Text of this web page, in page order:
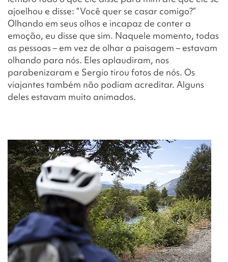
ajoelhou e disse: “Você quer se casar comigo?”
Olhando em seus olhos e incapaz de conter a
emoção, eu disse que sim. Naquele momento, todas
as pessoas – em vez de olhar a paisagem – estavam
olhando para nós. Eles aplaudiram, nos
parabenizaram e Sergio tirou fotos de nós. Os
viajantes também não podiam acreditar. Alguns
deles estavam muito animados.